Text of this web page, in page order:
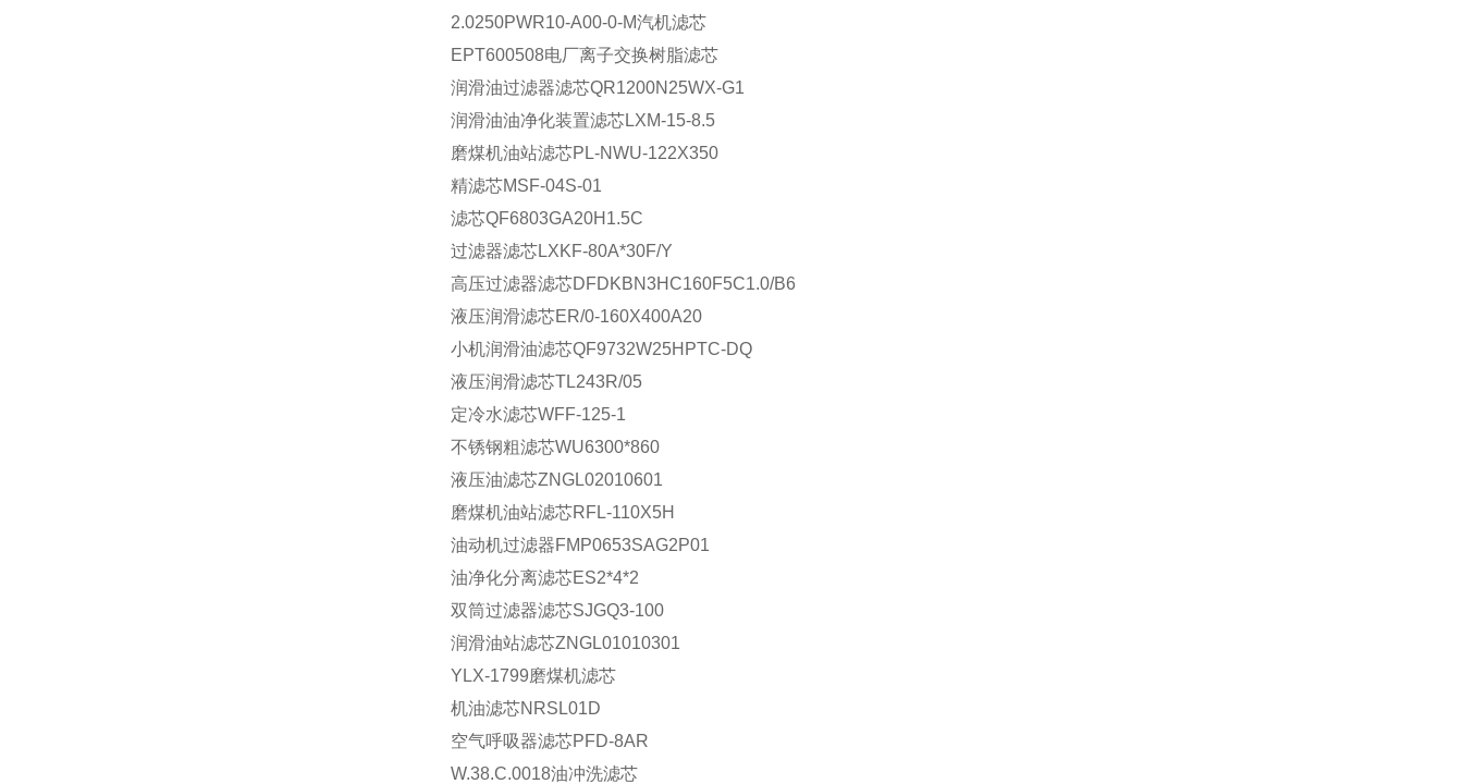
2.0250PWR10-A00-0-M汽机滤芯
EPT600508电厂离子交换树脂滤芯
润滑油过滤器滤芯QR1200N25WX-G1
润滑油油净化装置滤芯LXM-15-8.5
磨煤机油站滤芯PL-NWU-122X350
精滤芯MSF-04S-01
滤芯QF6803GA20H1.5C
过滤器滤芯LXKF-80A*30F/Y
高压过滤器滤芯DFDKBN3HC160F5C1.0/B6
液压润滑滤芯ER/0-160X400A20
小机润滑油滤芯QF9732W25HPTC-DQ
液压润滑滤芯TL243R/05
定冷水滤芯WFF-125-1
不锈钢粗滤芯WU6300*860
液压油滤芯ZNGL02010601
磨煤机油站滤芯RFL-110X5H
油动机过滤器FMP0653SAG2P01
油净化分离滤芯ES2*4*2
双筒过滤器滤芯SJGQ3-100
润滑油站滤芯ZNGL01010301
YLX-1799磨煤机滤芯
机油滤芯NRSL01D
空气呼吸器滤芯PFD-8AR
W.38.C.0018油冲洗滤芯